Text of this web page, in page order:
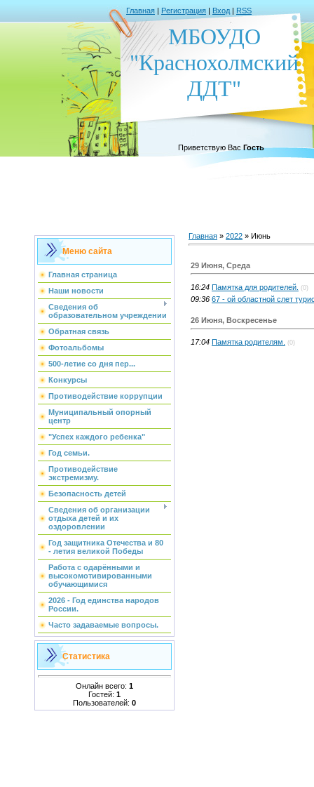
Главная | Регистрация | Вход | RSS
МБОУДО
"Краснохолмский
ДДТ"
Приветствую Вас Гость
Меню сайта
Главная страница
Наши новости
Сведения об
образовательном учреждении
Обратная связь
Фотоальбомы
500-летие со дня пер...
Конкурсы
Противодействие коррупции
Муниципальный опорный
центр
"Успех каждого ребенка"
Год семьи.
Противодействие
экстремизму.
Безопасность детей
Сведения об организации
отдыха детей и их
оздоровлении
Год защитника Отечества и 80
- летия великой Победы
Работа с одарёнными и
высокомотивированными
обучающимися
2026 - Год единства народов
России.
Часто задаваемые вопросы.
Статистика
Онлайн всего: 1
Гостей: 1
Пользователей: 0
Главная » 2022 » Июнь
29 Июня, Среда
16:24 Памятка для родителей. (0)
09:36 67 - ой областной слет
26 Июня, Воскресенье
17:04 Памятка родителям. (0)